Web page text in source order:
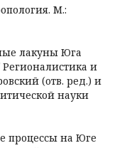
М.:
лакуны Юга
и
(отв. ред.) и
науки
процессы на Юге